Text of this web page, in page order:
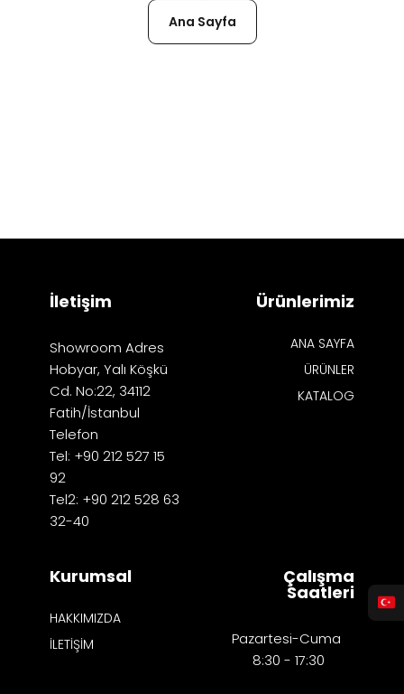
Ana Sayfa
İletişim
Showroom Adres
Hobyar, Yalı Köşkü
Cd. No:22, 34112
Fatih/İstanbul
Telefon
Tel: +90 212 527 15
92
Tel2: +90 212 528 63
32-40
Ürünlerimiz
ANA SAYFA
ÜRÜNLER
KATALOG
Kurumsal
HAKKIMIZDA
İLETİŞİM
Çalışma
Saatleri
Pazartesi-Cuma
8:30 - 17:30​​